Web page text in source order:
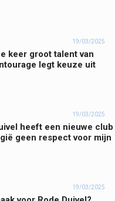
19/03/2025
keer groot talent van
legt keuze uit
19/03/2025
heeft een nieuwe club
geen respect voor mijn
19/03/2025